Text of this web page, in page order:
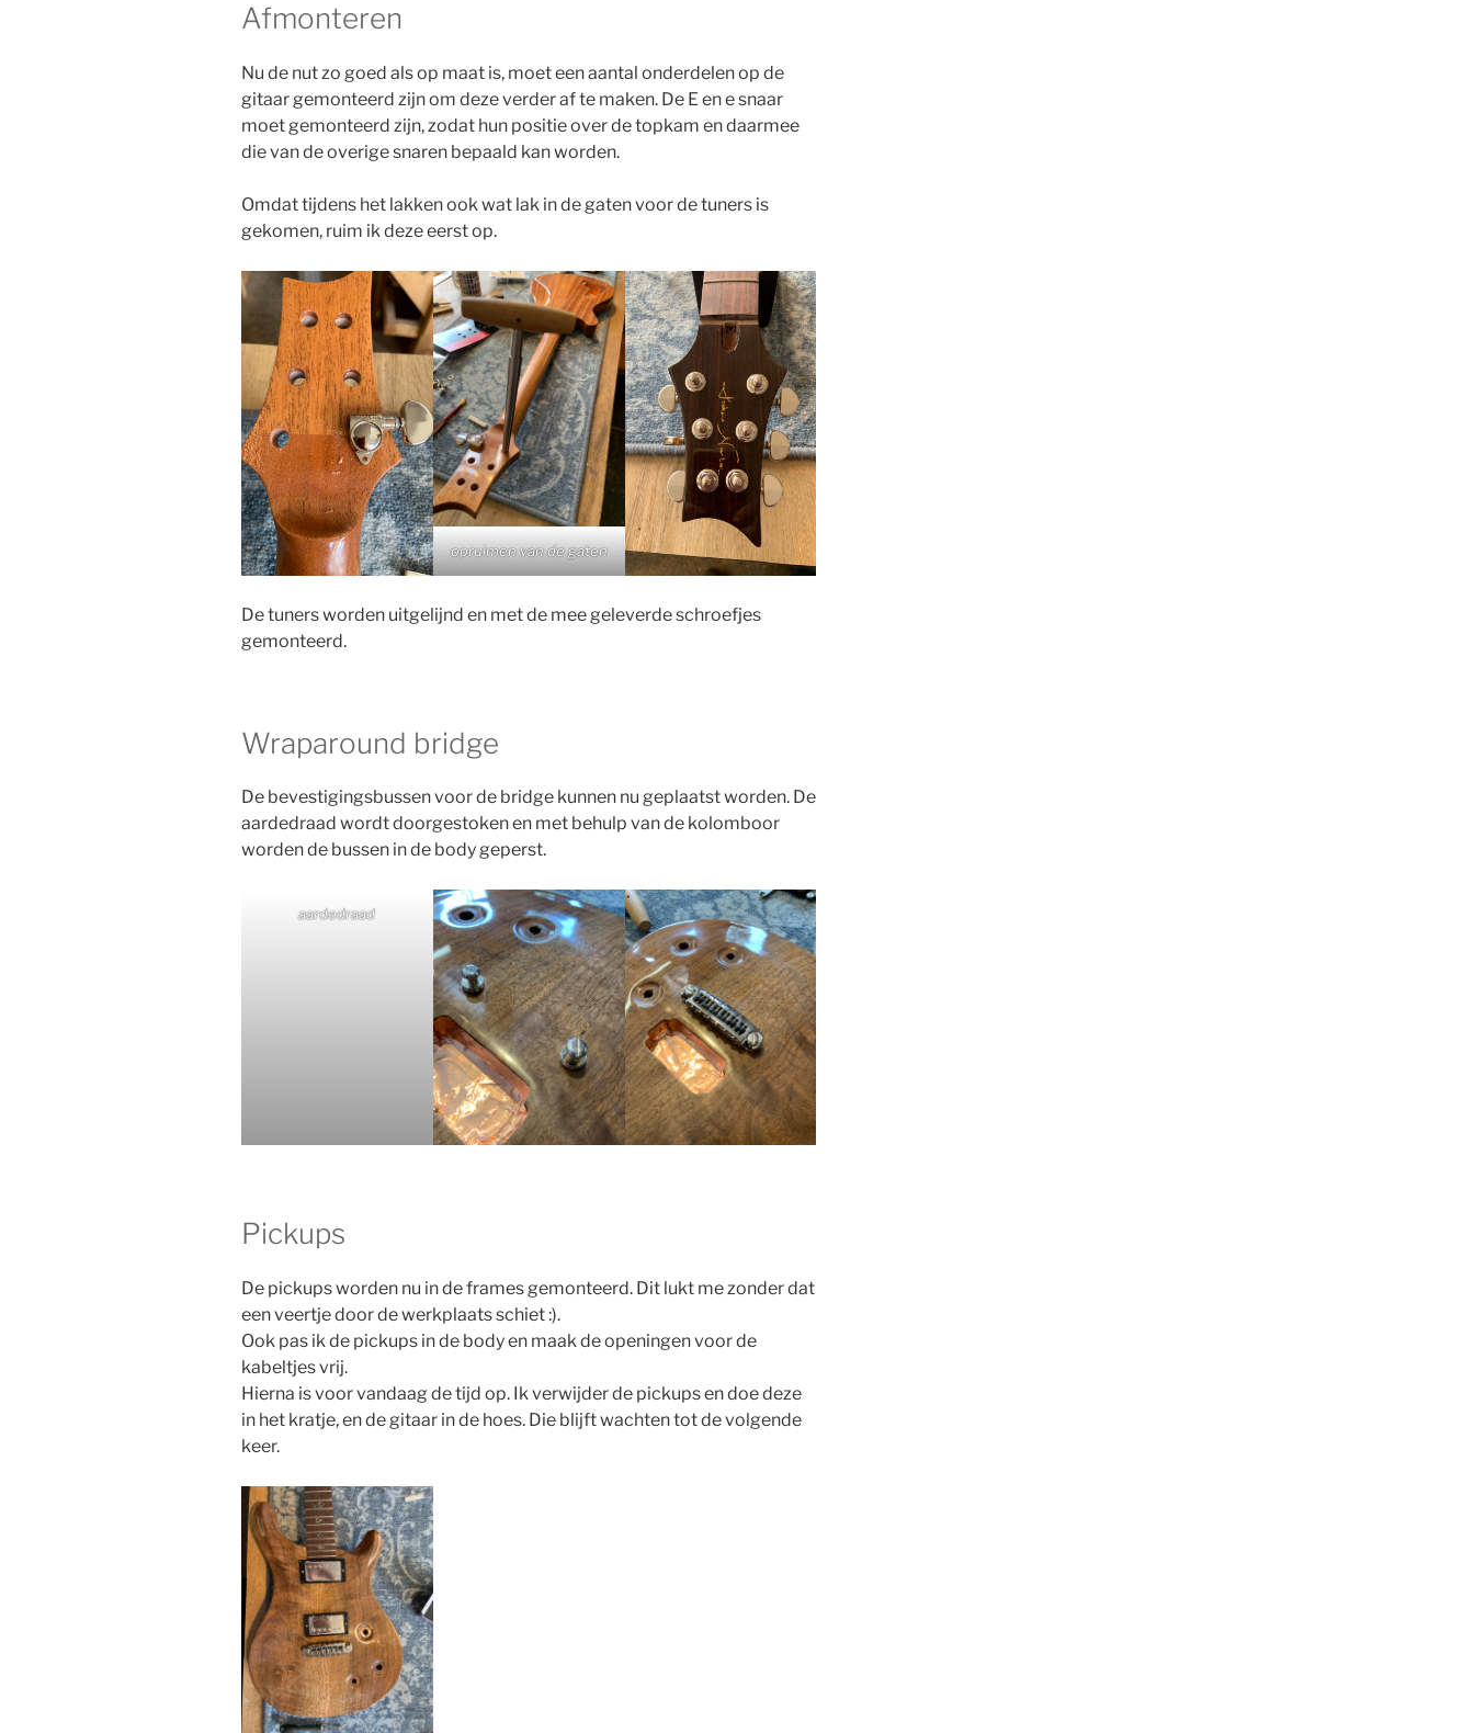
Afmonteren
Nu de nut zo goed als op maat is, moet een aantal onderdelen op de
gitaar gemonteerd zijn om deze verder af te maken. De E en e snaar
moet gemonteerd zijn, zodat hun positie over de topkam en daarmee
die van de overige snaren bepaald kan worden.
Omdat tijdens het lakken ook wat lak in de gaten voor de tuners is
gekomen, ruim ik deze eerst op.
opruimen van de gaten
De tuners worden uitgelijnd en met de mee geleverde schroefjes
gemonteerd.
Wraparound bridge
De bevestigingsbussen voor de bridge kunnen nu geplaatst worden. De
aardedraad wordt doorgestoken en met behulp van de kolomboor
worden de bussen in de body geperst.
aardedraad
Pickups
De pickups worden nu in de frames gemonteerd. Dit lukt me zonder dat
een veertje door de werkplaats schiet :).
Ook pas ik de pickups in de body en maak de openingen voor de
kabeltjes vrij.
Hierna is voor vandaag de tijd op. Ik verwijder de pickups en doe deze
in het kratje, en de gitaar in de hoes. Die blijft wachten tot de volgende
keer.